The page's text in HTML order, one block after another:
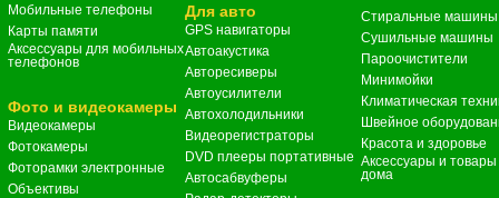
Мобильные телефоны
Карты памяти
Аксессуары для мобильных
телефонов
Фото и видеокамеры
Видеокамеры
Фотокамеры
Фоторамки электронные
Объективы
Для авто
GPS навигаторы
Автоакустика
Авторесиверы
Автоусилители
Автохолодильники
Видеорегистраторы
DVD плееры портативные
Автосабвуферы
Стиральные машины
Сушильные машины
Пароочистители
Минимойки
Климатическая
Швейное
Красота и здоровье
Аксессуары и
дома